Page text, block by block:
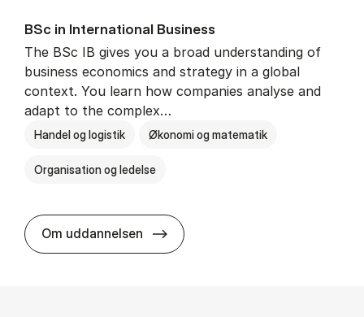
BSc in In­ter­na­tion­al Busi­ness
The BSc IB gives you a broad understanding of
business economics and strategy in a global
context. You learn how companies analyse and
adapt to the complex…
Handel og logistik Økonomi og matematik
Organisation og ledelse
Om uddannelsen BSc in In­ter­na­tion­al Busi­ness